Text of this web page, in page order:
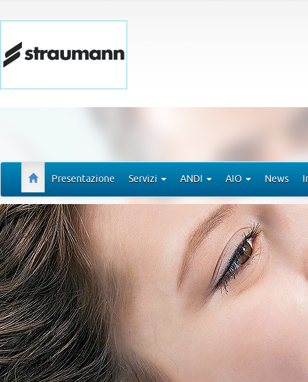
Presentazione Servizi ANDI AIO News